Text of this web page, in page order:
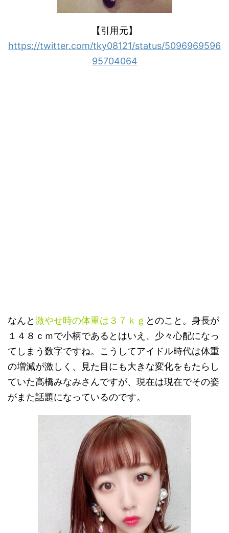
【引用元】
https://twitter.com/tky08121/status/5096969596
95704064
なんと激やせ時の体重は３７ｋｇ とのこと。身長が
１４８ｃｍで小柄であるとはいえ、少々心配になっ
てしまう数字ですね。こうしてアイドル時代は体重
の増減が激しく、見た目にも大きな変化をもたらし
ていた高橋みなみさんですが、現在は現在でその姿
がまた話題になっているのです。